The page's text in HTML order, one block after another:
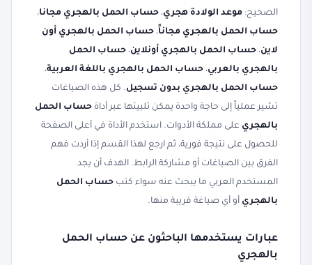
الصحيح: موعد الولادة هجري، حساب الحمل بالهجري مجانا،
حساب الحمل بالهجري مجاناً، حساب الحمل بالهجري أون
لاين، حساب الحمل بالهجري أونلاين، حساب الحمل
بالهجري بالعربي، حساب الحمل بالهجري باللغة العربية،
حساب الحمل بالهجري بدون تسجيل. كل هذه الصياغات
تشير عملياً إلى حاجة واحدة يمكن تلبيتها عبر أداة حساب الحمل
بالهجري على مملكة الأدوات. استخدم الأداة في أعلى الصفحة
للحصول على نتيجة فورية، ثم ارجع لهذا القسم إذا أردت فهم
الفرق بين الصياغات أو مشاركة الرابط. الهدف أن يجد
المستخدم العربي ما يبحث عنه سواء كتب حساب الحمل
بالهجري أو أي صياغة قريبة منها.
عبارات يستخدمها الباحثون عن حساب الحمل
بالهجري